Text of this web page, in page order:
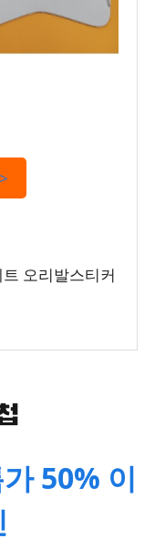
오리발스티커
50% 이